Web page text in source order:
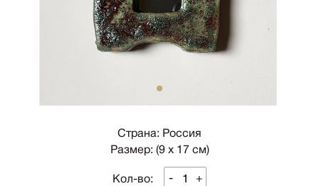
Страна: Россия
Размер: (9 х 17 см)
Кол-во: - +